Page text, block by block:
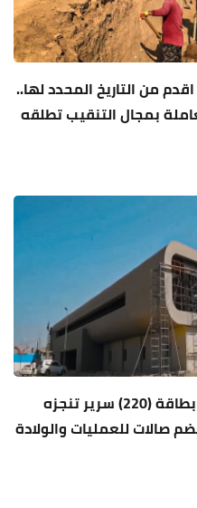
من التاريخ المحدد لها..
بمجال التنقيب تطلقه
المباشرة بتجهيزه.. مستشفى بطاقة (220) سرير تنجزه
صالات للعمليات والولادة